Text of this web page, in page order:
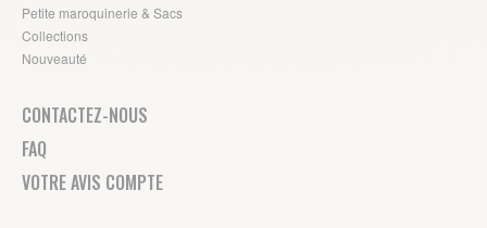
Petite maroquinerie & Sacs
Collections
Nouveauté
CONTACTEZ-NOUS
FAQ
VOTRE AVIS COMPTE